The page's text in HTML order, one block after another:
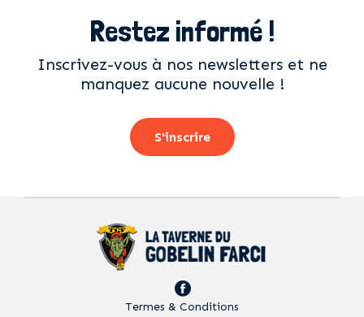
Restez informé !
Inscrivez-vous à nos newsletters et ne
manquez aucune nouvelle !
S'inscrire
Termes & Conditions